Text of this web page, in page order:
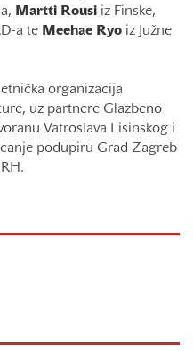
Martti Rousi iz Finske,
a te Meehae Ryo iz Južne
organizacija
uz partnere Glazbeno
Vatroslava Lisinskog i
podupiru Grad Zagreb